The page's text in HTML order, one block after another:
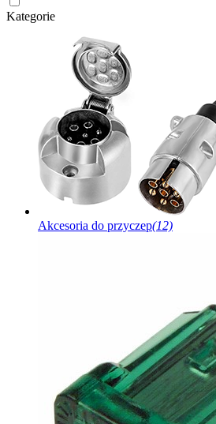
Kategorie
Akcesoria do przyczep(12)